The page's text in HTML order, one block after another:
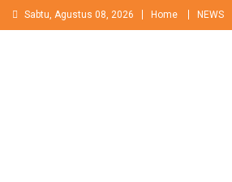
Skip
to
Sabtu, Agustus 08, 2026 Home NEWS